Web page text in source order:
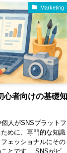
Marketing
心者向けの基礎知
人がSNSプラットフ
めに、専門的な知識
ェッショナルにその
とです。 SNSがビ